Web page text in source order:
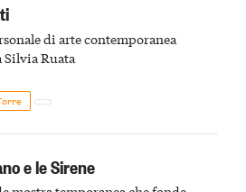
di arte contemporanea
Ruata
e le Sirene